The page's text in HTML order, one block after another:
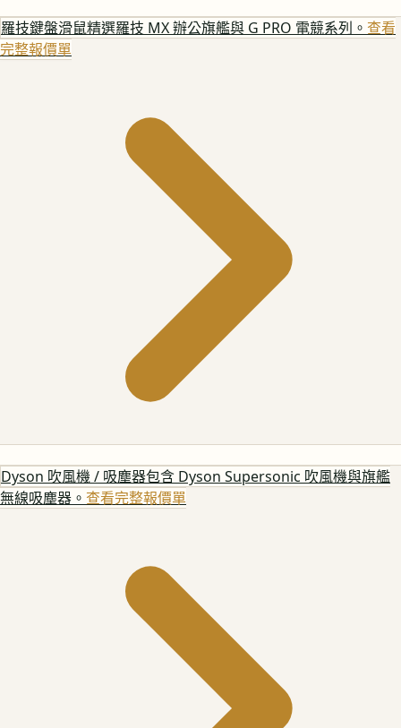
羅技鍵盤滑鼠精選羅技 MX 辦公旗艦與 G PRO 電競系列。 查看
完整報價單
Dyson 吹風機 / 吸塵器包含 Dyson Supersonic 吹風機與旗艦
無線吸塵器。 查看完整報價單